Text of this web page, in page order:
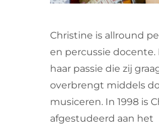
CONTACT
Christine is allround
en percussie docente.
haar passie die zij
overbrengt middels
musiceren. In 1998 is
afgestudeerd aan het